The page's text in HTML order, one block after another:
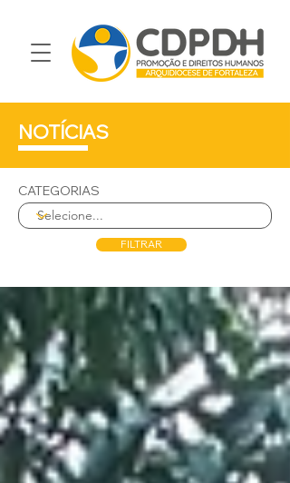
NOTÍCIAS
CATEGORIAS
FILTRAR